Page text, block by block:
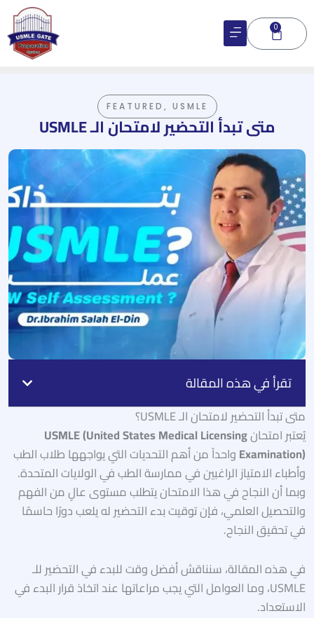
Skip
content
0
Cart
FEATURED , USMLE
متى تبدأ التحضير لامتحان الـ USMLE
تقرأ في هذه المقالة
متى تبدأ التحضير لامتحان الـ USMLE؟
يُعتبر امتحانUSMLE (United States Medical Licensing
Examination) واحداً من أهم التحديات التي يواجهها طلاب الطب
وأطباء الامتياز الراغبين في ممارسة الطب في الولايات المتحدة.
وبما أن النجاح في هذا الامتحان يتطلب مستوى عالٍ من الفهم
والتحصيل العلمي، فإن توقيت بدء التحضير له يلعب دورًا حاسمًا
في تحقيق النجاح.
في هذه المقالة، سنناقش أفضل وقت للبدء في التحضير للـ
USMLE، وما العوامل التي يجب مراعاتها عند اتخاذ قرار البدء في
الاستعداد.